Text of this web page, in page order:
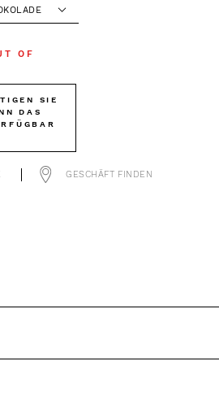
OF
SIE
DAS
GESCHÄFT FINDEN